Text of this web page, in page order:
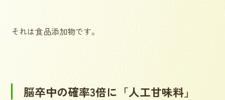
それは食品添加物です。
脳卒中の確率3倍に「人工甘味料」